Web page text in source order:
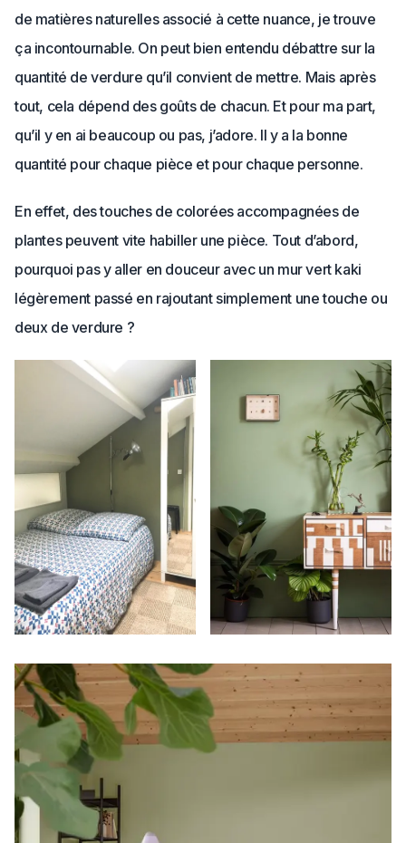
de matières naturelles associé à cette nuance, je trouve
ça incontournable. On peut bien entendu débattre sur la
quantité de verdure qu’il convient de mettre. Mais après
tout, cela dépend des goûts de chacun. Et pour ma part,
qu’il y en ai beaucoup ou pas, j’adore. Il y a la bonne
quantité pour chaque pièce et pour chaque personne.
En effet, des touches de colorées accompagnées de
plantes peuvent vite habiller une pièce. Tout d’abord,
pourquoi pas y aller en douceur avec un mur vert kaki
légèrement passé en rajoutant simplement une touche ou
deux de verdure ?